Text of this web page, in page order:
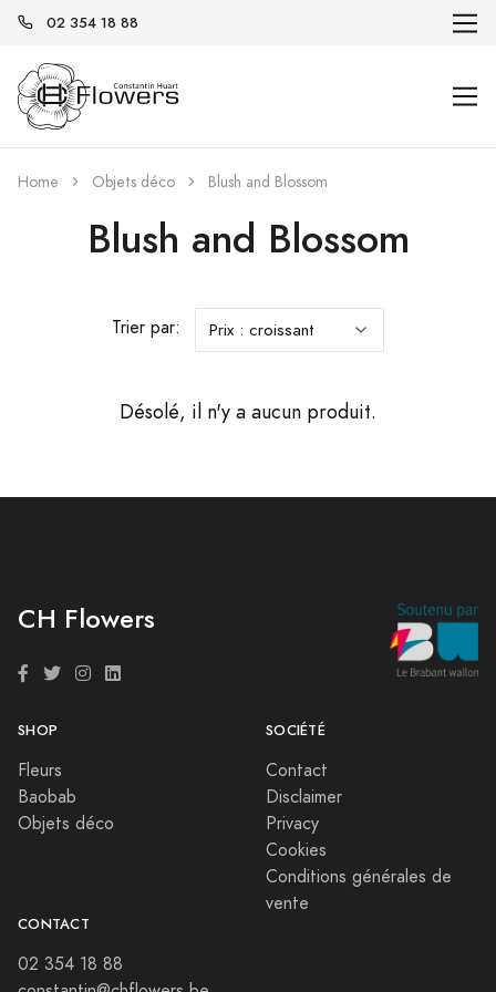
02 354 18 88
Home Objets déco Blush and Blossom
Blush and Blossom
Trier par:
Désolé, il n'y a aucun produit.
CH Flowers
SHOP
Fleurs
Baobab
Objets déco
SOCIÉTÉ
Contact
Disclaimer
Privacy
Cookies
Conditions générales de
vente
CONTACT
02 354 18 88